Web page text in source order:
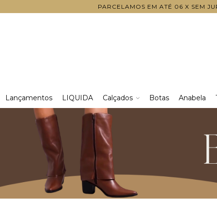
PARCELAMOS EM ATÉ 06 X SEM
Lançamentos LIQUIDA Calçados Botas Anabela